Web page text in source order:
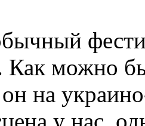
Как можно
на